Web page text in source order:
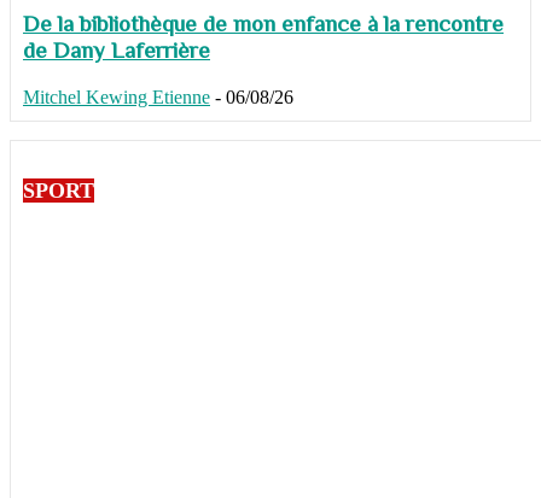
De la bibliothèque de mon enfance à la rencontre
de Dany Laferrière
Mitchel Kewing Etienne - 06/08/26
SPORT